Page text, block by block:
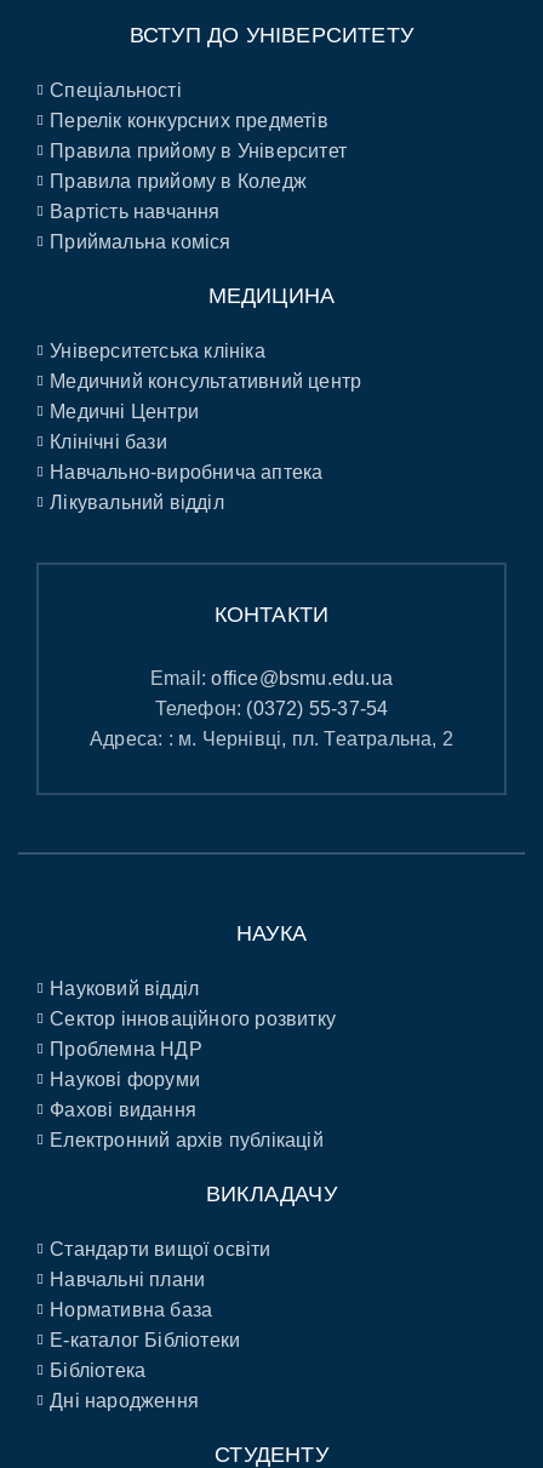
ВСТУП ДО УНІВЕРСИТЕТУ
Спеціальності
Перелік конкурсних предметів
Правила прийому в Університет
Правила прийому в Коледж
Вартість навчання
Приймальна коміся
МЕДИЦИНА
Університетська клініка
Медичний консультативний центр
Медичні Центри
Клінічні бази
Навчально-виробнича аптека
Лікувальний відділ
КОНТАКТИ
Email:office@bsmu.edu.ua
Телефон: (0372) 55-37-54
Адреса: : м. Чернівці, пл. Театральна, 2
НАУКА
Науковий відділ
Сектор інноваційного розвитку
Проблемна НДР
Наукові форуми
Фахові видання
Електронний архів публікацій
ВИКЛАДАЧУ
Стандарти вищої освіти
Навчальні плани
Нормативна база
E-каталог Бібліотеки
Бібліотека
Дні народження
СТУДЕНТУ